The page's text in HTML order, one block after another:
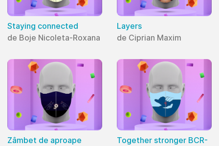
Staying connected
de Boje Nicoleta-Roxana
Layers
de Ciprian Maxim
Zâmbet de aproape
Together stronger BCR-